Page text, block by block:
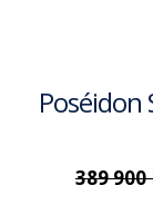
Poséidon
389